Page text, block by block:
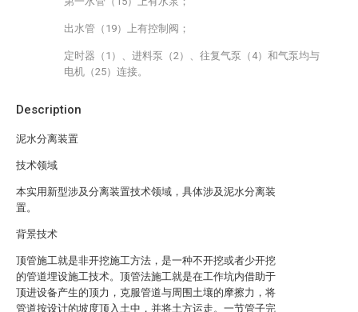
Description
泥水分离装置
技术领域
本实用新型涉及分离装置技术领域，具体涉及泥水分离装
置。
背景技术
顶管施工就是非开挖施工方法，是一种不开挖或者少开挖
的管道埋设施工技术。顶管法施工就是在工作坑内借助于
顶进设备产生的顶力，克服管道与周围土壤的摩擦力，将
管道按设计的坡度顶入土中，并将土方运走。一节管子完
出水管（19）上有控制阀；
定时器（1）、进料泵（2）、往复气泵（4）和气泵均与
电机（25）连接。